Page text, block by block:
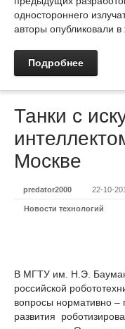
одностороннего
авторы опубликовали в
Подробнее
Танки с
Москве
predator2000 22-10-
Новости технологий
В МГТУ им. Н.Э.
российской
вопросы нормативно –
развития